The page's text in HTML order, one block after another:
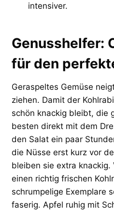
intensiver.
Genusshelfer:
für den
Geraspeltes Gemüse
ziehen. Damit der
schön knackig bleibt, die
besten direkt mit dem
den Salat ein paar
die Nüsse erst kurz vor
bleiben sie extra
einen richtig frischen
schrumpelige Exemplare
faserig. Apfel ruhig mit